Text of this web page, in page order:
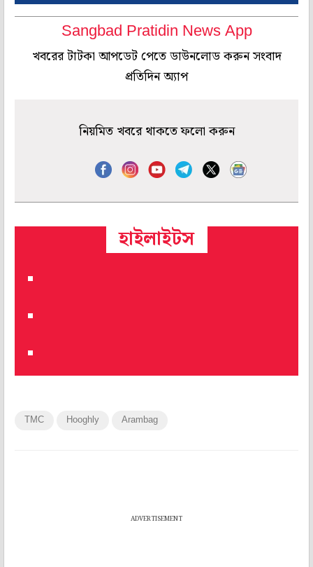
Sangbad Pratidin News App
খবরের টাটকা আপডেট পেতে ডাউনলোড করুন সংবাদ
প্রতিদিন অ্যাপ
নিয়মিত খবরে থাকতে ফলো করুন
হাইলাইটস
TMC Hooghly Arambag
ADVERTISEMENT